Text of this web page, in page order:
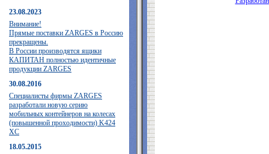
23.08.2023
Внимание!
Прямые поставки ZARGES в Россию
прекращены.
В России производятся ящики
КАПИТАН полностью идентичные
продукции ZARGES
30.08.2016
Специалисты фирмы ZARGES
разработали новую серию
мобильных контейнеров на колесах
(повышенной проходимости) K424
XC
18.05.2015